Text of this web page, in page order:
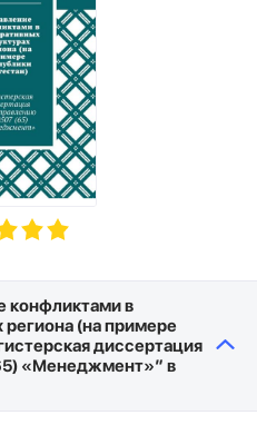
конфликтами в
региона (на примере
диссертация
«Менеджмент»” в